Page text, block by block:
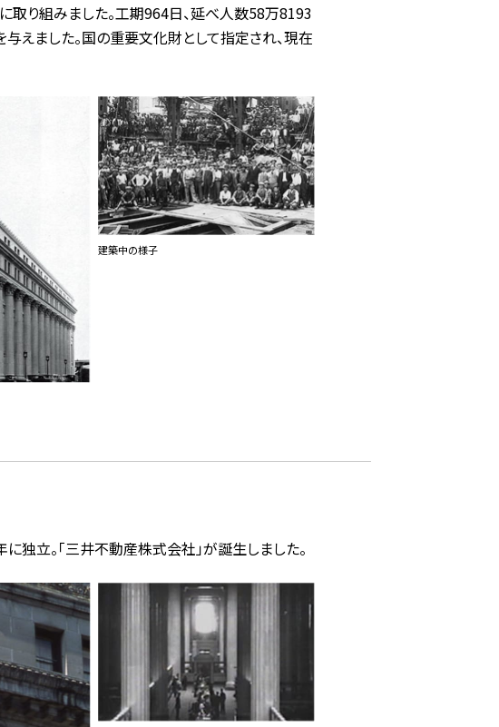
り組みました。工期964日、延べ人数58万8193
えました。国の重要文化財として指定され、現在
建築中の様子
独立。「三井不動産株式会社」が誕生しました。